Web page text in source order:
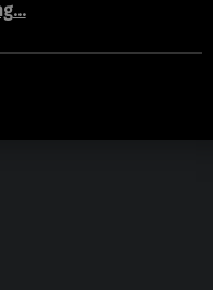
“Cómo EMPEZAR a PRODUCIR MÚSICA en 2026 (sin gastar una fortuna)”
…